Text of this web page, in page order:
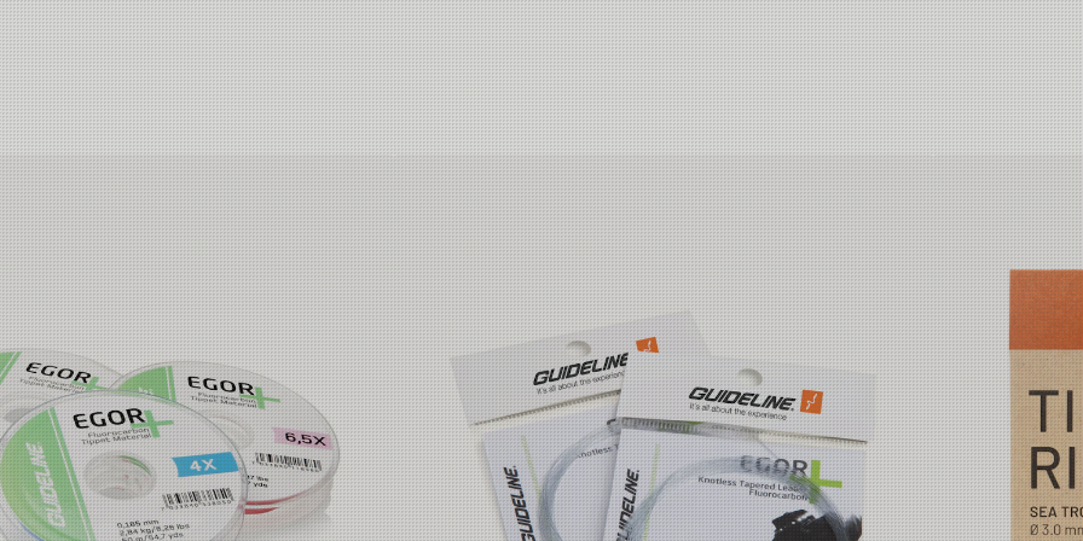
1.09 kg 50m
1.3 kg 50m
50m
2.84 kg 50m